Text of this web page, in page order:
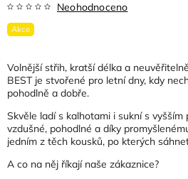
Akce
Neohodnoceno
Volnější střih, kratší délka a
BEST je stvořené pro letní dny, kdy
pohodlně a dobře.
Skvěle ladí s kalhotami i sukní s vyšším
vzdušné, pohodlné a díky
jedním z těch kousků, po kterých
A co na něj říkají naše zákaznice?